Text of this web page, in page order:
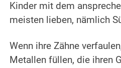
Kinder mit dem
meisten lieben, nämlich
Wenn ihre Zähne
Metallen füllen, die ihren